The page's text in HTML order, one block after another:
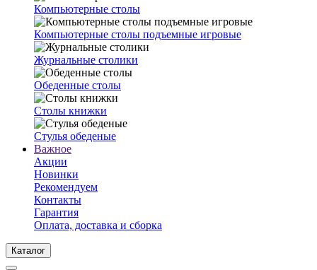
Компьютерные столы
Компьютерные столы подъемные игровые
Журнальные столики
Обеденные столы
Столы книжки
Стулья обеденые
Важное
Акции
Новинки
Рекомендуем
Контакты
Гарантия
Оплата, доставка и сборка
Каталог